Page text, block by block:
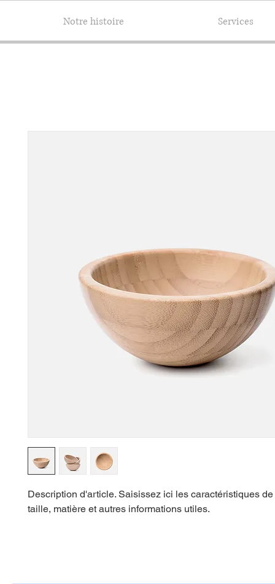
Notre histoire Services
Description d'article. Saisissez ici les caractéristiques
taille, matière et autres informations utiles.